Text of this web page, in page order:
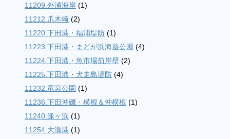
11209.外浦海岸 (1)
11212.爪木崎 (2)
11220.下田港・福浦堤防 (1)
11223.下田港・まどが浜海遊公園 (4)
11224.下田港・魚市場前岸壁 (2)
11225.下田港・犬走島堤防 (4)
11232.竜宮公園 (1)
11236.下田沖磯・横根＆沖横根 (1)
11240.逢ヶ浜 (1)
11254.大瀬港 (1)